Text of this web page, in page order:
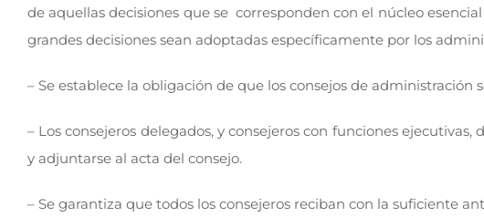
de aquellas decisiones que se corresponden con el núcleo
grandes decisiones sean adoptadas específicamente por los
– Se establece la obligación de que los consejos de administración
– Los consejeros delegados, y consejeros con funciones
y adjuntarse al acta del consejo.
– Se garantiza que todos los consejeros reciban con la suficiente